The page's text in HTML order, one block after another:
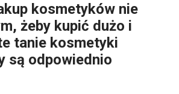
kosmetyków nie
żeby kupić dużo i
tanie kosmetyki
są odpowiednio